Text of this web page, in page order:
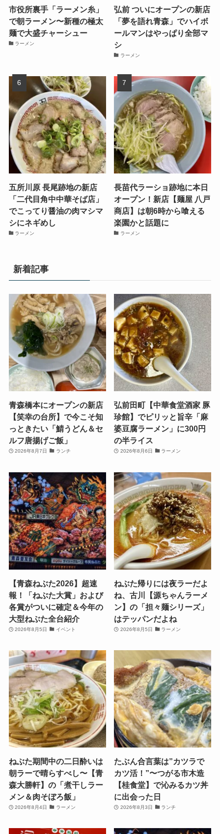
市役所裏手「ラーメン糸」
で朝ラーメン〜新種の極太
麺で大盛チャーシュー
ラーメン
弘前 ついにオープンの新店
「夢を語れ青森」でハイボ
ールマンはやっぱり全部マ
シ
ラーメン
五所川原 長尾跡地の新店
「二代目角中中華そば店」
でこってり醤油の肉マシマ
シにネギめし
ラーメン
長苗代ラーショ跡地に本日
オープン！新店【麺屋 八戸
商店】は朝6時から喰える
楽園かと話題に
ラーメン
新着記事
青森橋本にオープンの新店
【笑幸の台所】で今こそ知
っときたい「鯖うどん＆セ
ルフ唐揚げご飯」
2026年8月7日 ランチ
弘前田町【中華食堂酒家 豚
珍館】でピリッと旨辛「麻
婆豆腐ラーメン」に300円
の半ライス
2026年8月6日 ラーメン
【青森ねぶた2026】超速
報！「ねぶた大賞」および
各賞がついに確定＆今年の
大型ねぶた全台紹介
2026年8月5日 イベント
ねぶた帰りには夜ラーだよ
ね、古川【源ちゃんラーメ
ン】の「担々麺シリーズ」
はテッパンだよね
2026年8月5日 ラーメン
ねぶた期間中の二日酔いは
朝ラーで晴らすべし〜【青
森大勝軒】の「煮干しラー
メン＆肉そぼろ飯」
2026年8月4日 ラーメン
たぶん合言葉は”カツラで
カツ活！”〜つがる市木造
【桂食堂】で沁みるカツ丼
に出会った日
2026年8月3日 ランチ